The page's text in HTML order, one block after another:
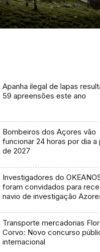
Apanha ilegal de lapas
59 apreensões este ano
Bombeiros dos Açores vão
funcionar 24 horas por dia a
de 2027
Investigadores do
foram convidados para
navio de investigação
Transporte mercadorias
Corvo: Novo concurso
internacional